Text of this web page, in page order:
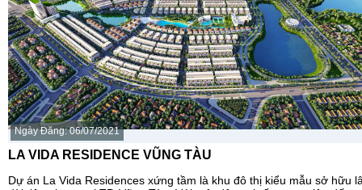
Ngày Đăng: 06/07/2021
LA VIDA RESIDENCE VŨNG TÀU
Dự án La Vida Residences xứng tầm là khu đô thị kiểu mẫu sở hữu